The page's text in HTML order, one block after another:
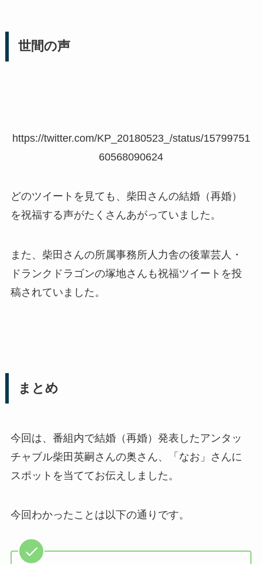
世間の声
https://twitter.com/KP_20180523_/status/15799751
60568090624
どのツイートを見ても、柴田さんの結婚（再婚）
を祝福する声がたくさんあがっていました。
また、柴田さんの所属事務所人力舎の後輩芸人・
ドランクドラゴンの塚地さんも祝福ツイートを投
稿されていました。
まとめ
今回は、番組内で結婚（再婚）発表したアンタッ
チャブル柴田英嗣さんの奥さん、「なお」さんに
スポットを当ててお伝えしました。
今回わかったことは以下の通りです。